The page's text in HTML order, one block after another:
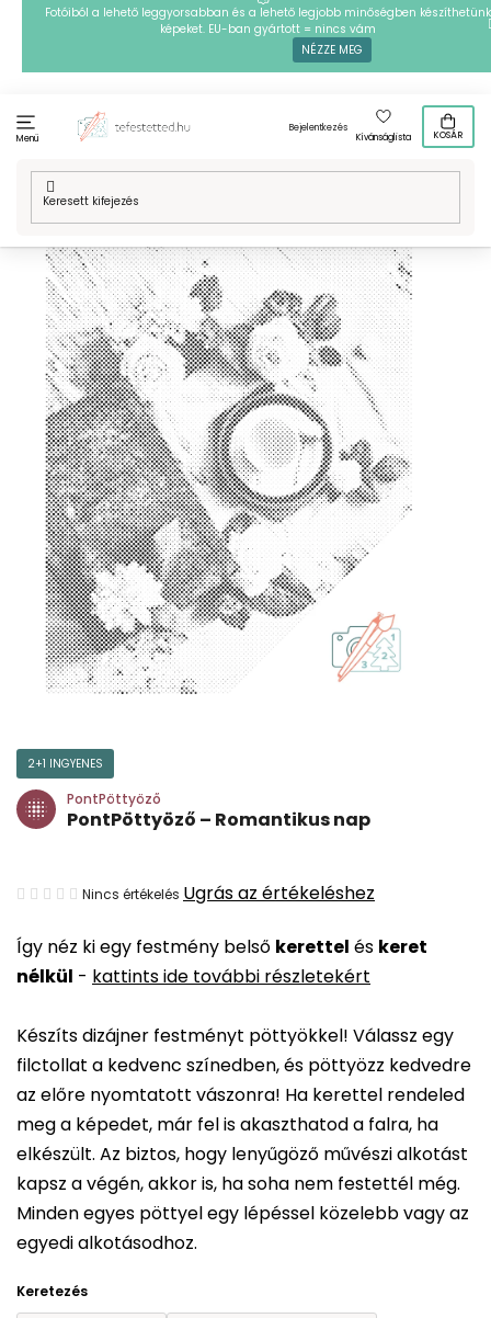
Ugrás
tartalomhoz
Fotóiból a lehető leggyorsabban és a lehető legjobb minőségben készíthetünk
képeket. EU-ban gyártott = nincs vám
NÉZZE MEG
Menü
Bejelentkezés
Kívánságlista
KOSÁR
Kezdőlap
/ Technikák / PontPöttyöző / Mintafestményeink /
Virágok / Díszvirágok
Így néz ki egy festmény belső kerettel és keret
nélkül - kattints ide további részletekért
Készíts dizájner festményt pöttyökkel! Válassz egy
filctollat a kedvenc színedben, és pöttyözz kedvedre
az előre nyomtatott vászonra! Ha kerettel rendeled
meg a képedet, már fel is akaszthatod a falra, ha
elkészült. Az biztos, hogy lenyűgöző művészi alkotást
kapsz a végén, akkor is, ha soha nem festettél még.
Minden egyes pöttyel egy lépéssel közelebb vagy az
egyedi alkotásodhoz.
Keretezés
2+1 INGYENES
PontPöttyöző
PontPöttyöző – Romantikus nap
A
átlagos
értékelése
ből
0,0
csillag.
Nincs értékelés Ugrás az értékeléshez